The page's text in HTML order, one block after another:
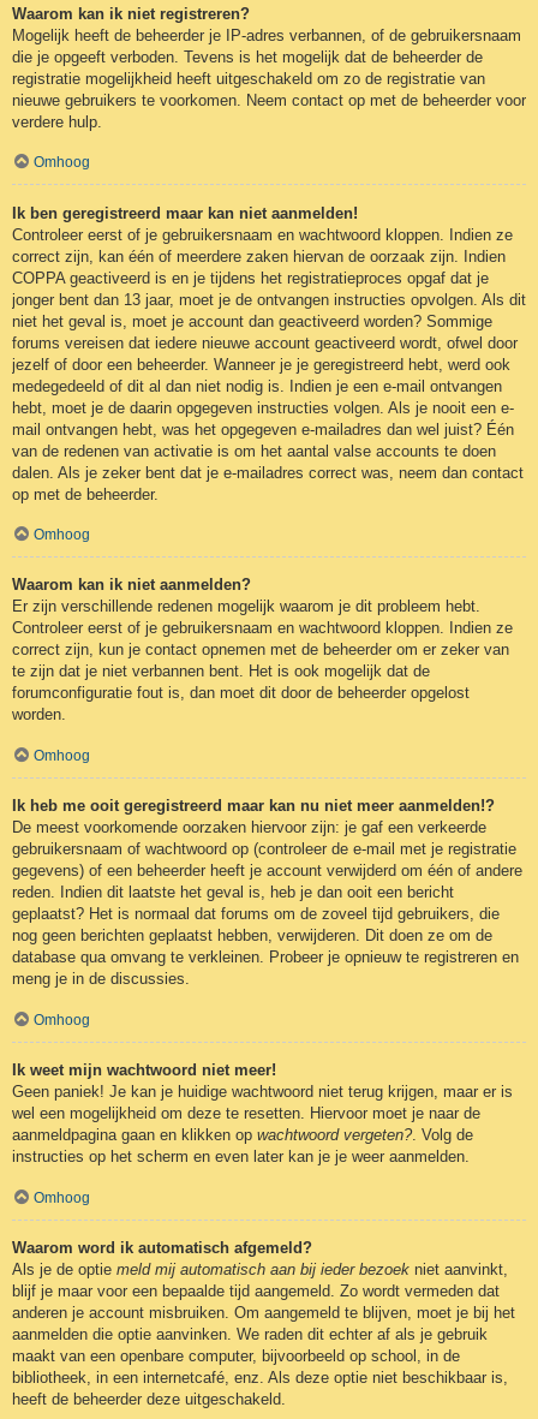
Waarom kan ik niet registreren?
Mogelijk heeft de beheerder je IP-adres verbannen, of de gebruikersnaam
die je opgeeft verboden. Tevens is het mogelijk dat de beheerder de
registratie mogelijkheid heeft uitgeschakeld om zo de registratie van
nieuwe gebruikers te voorkomen. Neem contact op met de beheerder voor
verdere hulp.
Omhoog
Ik ben geregistreerd maar kan niet aanmelden!
Controleer eerst of je gebruikersnaam en wachtwoord kloppen. Indien ze
correct zijn, kan één of meerdere zaken hiervan de oorzaak zijn. Indien
COPPA geactiveerd is en je tijdens het registratieproces opgaf dat je
jonger bent dan 13 jaar, moet je de ontvangen instructies opvolgen. Als dit
niet het geval is, moet je account dan geactiveerd worden? Sommige
forums vereisen dat iedere nieuwe account geactiveerd wordt, ofwel door
jezelf of door een beheerder. Wanneer je je geregistreerd hebt, werd ook
medegedeeld of dit al dan niet nodig is. Indien je een e-mail ontvangen
hebt, moet je de daarin opgegeven instructies volgen. Als je nooit een e-
mail ontvangen hebt, was het opgegeven e-mailadres dan wel juist? Één
van de redenen van activatie is om het aantal valse accounts te doen
dalen. Als je zeker bent dat je e-mailadres correct was, neem dan contact
op met de beheerder.
Omhoog
Waarom kan ik niet aanmelden?
Er zijn verschillende redenen mogelijk waarom je dit probleem hebt.
Controleer eerst of je gebruikersnaam en wachtwoord kloppen. Indien ze
correct zijn, kun je contact opnemen met de beheerder om er zeker van
te zijn dat je niet verbannen bent. Het is ook mogelijk dat de
forumconfiguratie fout is, dan moet dit door de beheerder opgelost
worden.
Omhoog
Ik heb me ooit geregistreerd maar kan nu niet meer aanmelden!?
De meest voorkomende oorzaken hiervoor zijn: je gaf een verkeerde
gebruikersnaam of wachtwoord op (controleer de e-mail met je registratie
gegevens) of een beheerder heeft je account verwijderd om één of andere
reden. Indien dit laatste het geval is, heb je dan ooit een bericht
geplaatst? Het is normaal dat forums om de zoveel tijd gebruikers, die
nog geen berichten geplaatst hebben, verwijderen. Dit doen ze om de
database qua omvang te verkleinen. Probeer je opnieuw te registreren en
meng je in de discussies.
Omhoog
Ik weet mijn wachtwoord niet meer!
Geen paniek! Je kan je huidige wachtwoord niet terug krijgen, maar er is
wel een mogelijkheid om deze te resetten. Hiervoor moet je naar de
aanmeldpagina gaan en klikken op wachtwoord vergeten?. Volg de
instructies op het scherm en even later kan je je weer aanmelden.
Omhoog
Waarom word ik automatisch afgemeld?
Als je de optie meld mij automatisch aan bij ieder bezoek niet aanvinkt,
blijf je maar voor een bepaalde tijd aangemeld. Zo wordt vermeden dat
anderen je account misbruiken. Om aangemeld te blijven, moet je bij het
aanmelden die optie aanvinken. We raden dit echter af als je gebruik
maakt van een openbare computer, bijvoorbeeld op school, in de
bibliotheek, in een internetcafé, enz. Als deze optie niet beschikbaar is,
heeft de beheerder deze uitgeschakeld.